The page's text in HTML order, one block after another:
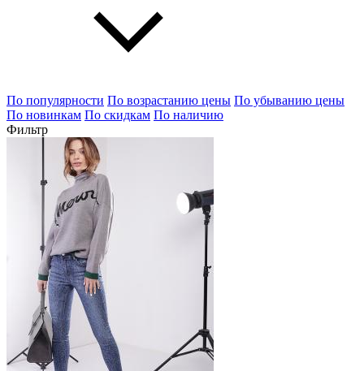
По популярности По возрастанию цены По убыванию цены
По новинкам По скидкам По наличию
Фильтр